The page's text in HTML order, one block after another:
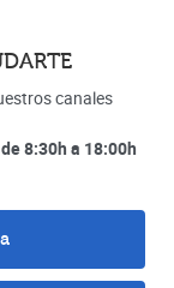
canales
8:30h a 18:00h